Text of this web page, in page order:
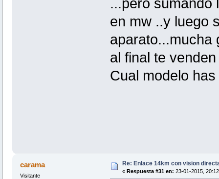
...pero sumando
en mw ..y luego
aparato...mucha
al final te
Cual modelo
carama
Visitante
Re: Enlace 14km con vision
« Respuesta #31 en: 23-01-2015,